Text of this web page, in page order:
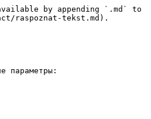
by appending `.md` to
raspoznat-tekst.md).
параметры: